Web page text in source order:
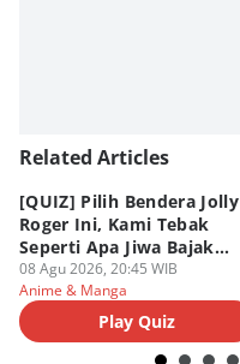
Related Articles
[QUIZ] Pilih Bendera Jolly
Roger Ini, Kami Tebak
Seperti Apa Jiwa Bajak
Laut Dalam Dirimu
08 Agu 2026, 20:45 WIB
Anime & Manga
Play Quiz